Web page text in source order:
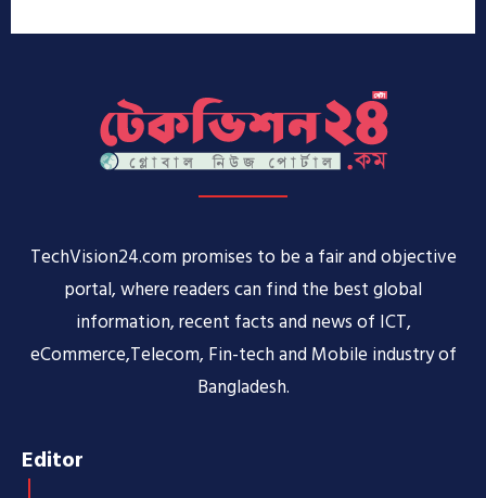
TechVision24.com promises to be a fair and objective
portal, where readers can find the best global
information, recent facts and news of ICT,
eCommerce,Telecom, Fin-tech and Mobile industry of
Bangladesh.
Editor